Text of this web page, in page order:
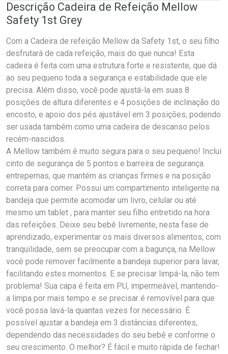
Descrição Cadeira de Refeição Mellow
Safety 1st Grey
Com a Cadeira de refeição Mellow da Safety 1st, o seu filho
desfrutará de cada refeição, mais do que nunca! Esta
cadeira é feita com uma estrutura forte e resistente, que dá
ao seu pequeno toda a segurança e estabilidade que ele
precisa. Além disso, você pode ajustá-la em suas 8
posições de altura diferentes e 4 posições de inclinação do
encosto, e apoio dos pés ajustável em 3 posições, podendo
ser usada também como uma cadeira de descanso pelos
recém-nascidos.
A Mellow também é muito segura para o seu pequeno! Inclui
cinto de segurança de 5 pontos e barreira de segurança
entrepernas, que mantém as crianças firmes e na posição
correta para comer. Possui um compartimento inteligente na
bandeja que permite acomodar um livro, celular ou até
mesmo um tablet , para manter seu filho entretido na hora
das refeições. Deixe seu bebê livremente, nesta fase de
aprendizado, experimentar os mais diversos alimentos, com
tranquilidade, sem se preocupar com a bagunça, na Mellow
você pode remover facilmente a bandeja superior para lavar,
facilitando estes momentos. E se precisar limpá-la, não tem
problema! Sua capa é feita em PU, impermeável, mantendo-
a limpa por mais tempo e se precisar é removível para que
você possa lavá-la quantas vezes for necessário. É
possível ajustar a bandeja em 3 distâncias diferentes,
dependendo das necessidades do seu bebê e conforme o
seu crescimento. O melhor? É fácil e muito rápida de fechar!